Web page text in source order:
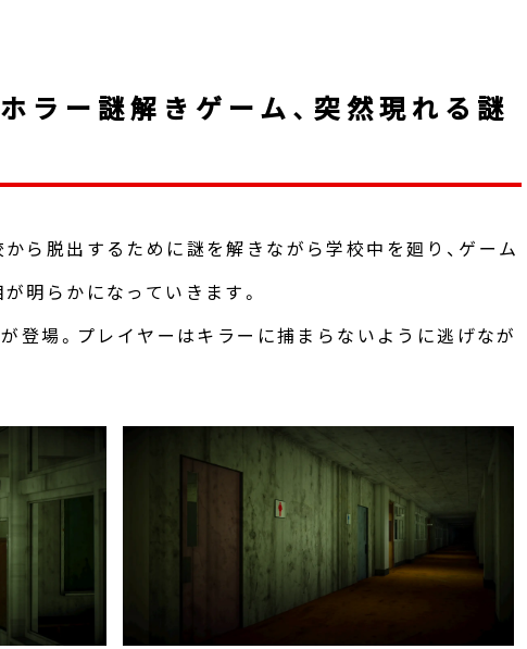
ラー謎解きゲーム、突然現れる謎
ら脱出するために謎を解きながら学校中を廻り、ゲーム
明らかになっていきます。
が登場。プレイヤーはキラーに捕まらないように逃げなが